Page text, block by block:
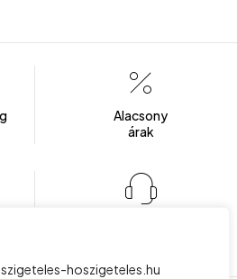
hoszigeteles.hu
Alacsony
árak